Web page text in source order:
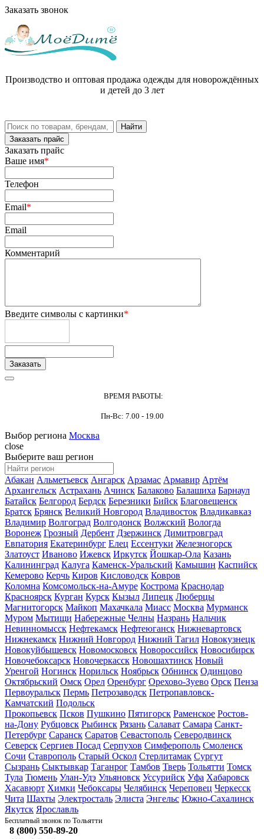
Заказать звонок
Производство и оптовая продажа одежды для новорождённых
и детей до 3 лет
Заказать прайс
Заказать прайс
Ваше имя*
Телефон
Email*
Email
Комментарий
Введите символы с картинки*
ВРЕМЯ РАБОТЫ:
Пн-Вс: 7.00 - 19.00
Выбор региона Москва
close
Выберите ваш регион
Абакан Альметьевск Ангарск Арзамас Армавир Артём
Архангельск Астрахань Ачинск Балаково Балашиха Барнаул
Батайск Белгород Бердск Березники Бийск Благовещенск
Братск Брянск Великий Новгород Владивосток Владикавказ
Владимир Волгоград Волгодонск Волжский Вологда
Воронеж Грозный Дербент Дзержинск Димитровград
Евпатория Екатеринбург Елец Ессентуки Железногорск
Златоуст Иваново Ижевск Иркутск Йошкар-Ола Казань
Калининград Калуга Каменск-Уральский Камышин Каспийск
Кемерово Керчь Киров Кисловодск Ковров
Коломна Комсомольск-на-Амуре Кострома Краснодар
Красноярск Курган Курск Кызыл Липецк Люберцы
Магнитогорск Майкоп Махачкала Миасс Москва Мурманск
Муром Мытищи Набережные Челны Назрань Нальчик
Невинномысск Нефтекамск Нефтеюганск Нижневартовск
Нижнекамск Нижний Новгород Нижний Тагил Новокузнецк
Новокуйбышевск Новомосковск Новороссийск Новосибирск
Новочебоксарск Новочеркасск Новошахтинск Новый
Уренгой Ногинск Норильск Ноябрьск Обнинск Одинцово
Октябрьский Омск Орел Оренбург Орехово-Зуево Орск Пенза
Первоуральск Пермь Петрозаводск Петропавловск-
Камчатский Подольск
Прокопьевск Псков Пушкино Пятигорск Раменское Ростов-
на-Дону Рубцовск Рыбинск Рязань Салават Самара Санкт-
Петербург Саранск Саратов Севастополь Северодвинск
Северск Сергиев Посад Серпухов Симферополь Смоленск
Сочи Ставрополь Старый Оскол Стерлитамак Сургут
Сызрань Сыктывкар Таганрог Тамбов Тверь Тольятти Томск
Тула Тюмень Улан-Удэ Ульяновск Уссурийск Уфа Хабаровск
Хасавюрт Химки Чебоксары Челябинск Череповец Черкесск
Чита Шахты Электросталь Элиста Энгельс Южно-Сахалинск
Якутск Ярославль
Бесплатный звонок по Тольятти
8 (800) 550-89-20